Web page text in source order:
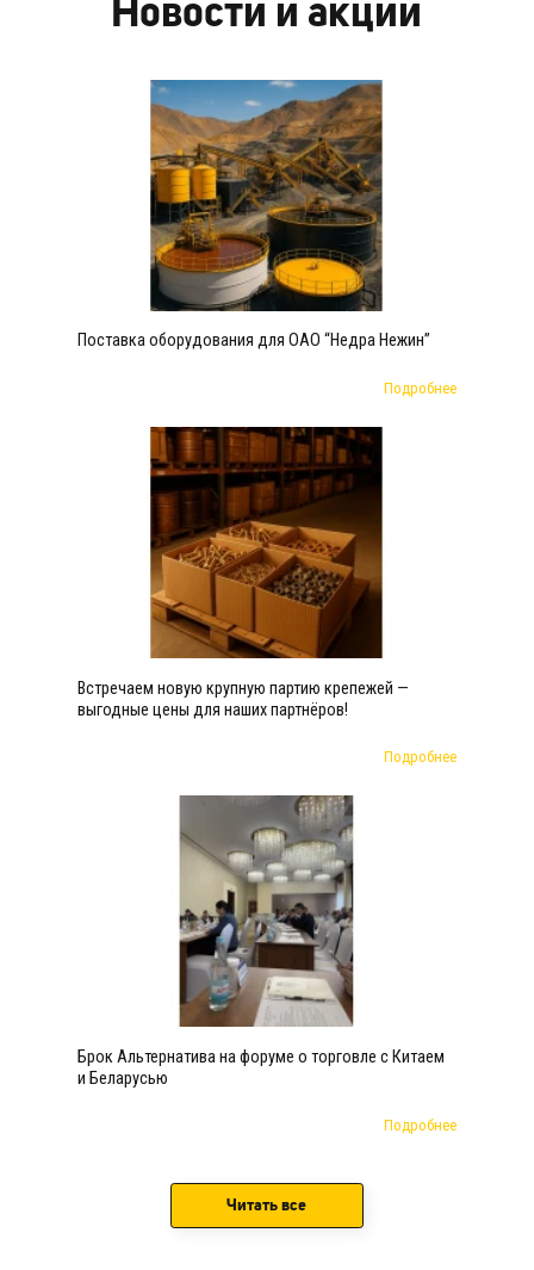
Новости и акции
Поставка оборудования для ОАО “Недра Нежин”
Подробнее
Встречаем новую крупную партию крепежей —
выгодные цены для наших партнёров!
Подробнее
Брок Альтернатива на форуме о торговле с Китаем
и Беларусью
Подробнее
Читать все